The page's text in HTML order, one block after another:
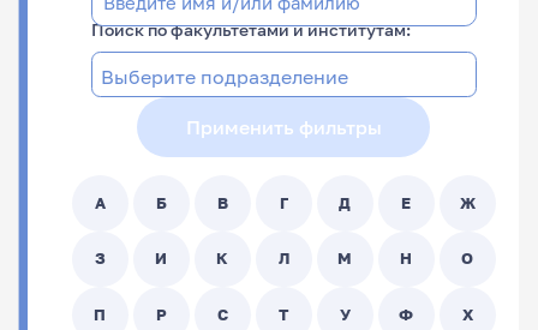
Поиск по факультетами и институтам:
Применить фильтры
А Б В Г Д Е Ж
З И К Л М Н О
П Р С Т У Ф Х